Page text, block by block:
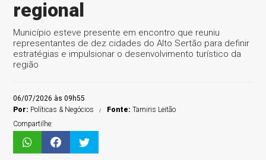
regional
Município esteve presente em encontro que reuniu
representantes de dez cidades do Alto Sertão para definir
estratégias e impulsionar o desenvolvimento turístico da
região
06/07/2026 às 09h55
Por: Políticas & Negócios Fonte:Tamiris Leitão
Compartilhe: